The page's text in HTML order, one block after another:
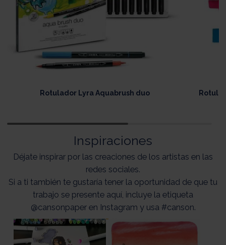
Rotulador Lyra Aquabrush duo
Inspiraciones
Déjate inspirar por las creaciones de los artistas en las
redes sociales.
Si a ti también te gustaría tener la oportunidad de que tu
trabajo se presente aquí, incluye la etiqueta
@cansonpaper en Instagram y usa #canson.